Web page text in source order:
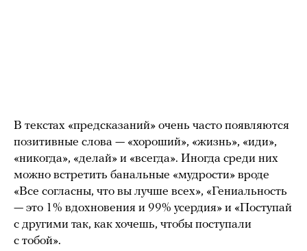
В текстах «предсказаний» очень часто появляются
позитивные слова — «хороший», «жизнь», «иди»,
«никогда», «делай» и «всегда». Иногда среди них
можно встретить банальные «мудрости» вроде
«Все согласны, что вы лучше всех», «Гениальность
— это 1% вдохновения и 99% усердия» и «Поступай
с другими так, как хочешь, чтобы поступали
с тобой».